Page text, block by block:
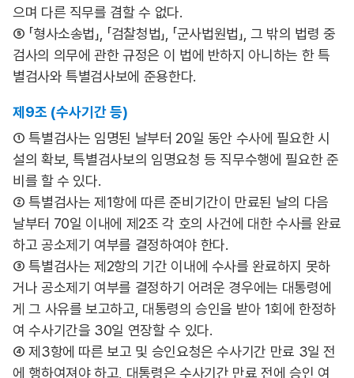
으며 다른 직무를 겸할 수 없다.
⑤ 「형사소송법」, 「검찰청법」, 「군사법원법」, 그 밖의 법령 중
검사의 의무에 관한 규정은 이 법에 반하지 아니하는 한 특
별검사와 특별검사보에 준용한다.
제9조 (수사기간 등)
① 특별검사는 임명된 날부터 20일 동안 수사에 필요한 시
설의 확보, 특별검사보의 임명요청 등 직무수행에 필요한 준
비를 할 수 있다.
② 특별검사는 제1항에 따른 준비기간이 만료된 날의 다음
날부터 70일 이내에 제2조 각 호의 사건에 대한 수사를 완료
하고 공소제기 여부를 결정하여야 한다.
③ 특별검사는 제2항의 기간 이내에 수사를 완료하지 못하
거나 공소제기 여부를 결정하기 어려운 경우에는 대통령에
게 그 사유를 보고하고, 대통령의 승인을 받아 1회에 한정하
여 수사기간을 30일 연장할 수 있다.
④ 제3항에 따른 보고 및 승인요청은 수사기간 만료 3일 전
에 행하여져야 하고, 대통령은 수사기간 만료 전에 승인 여